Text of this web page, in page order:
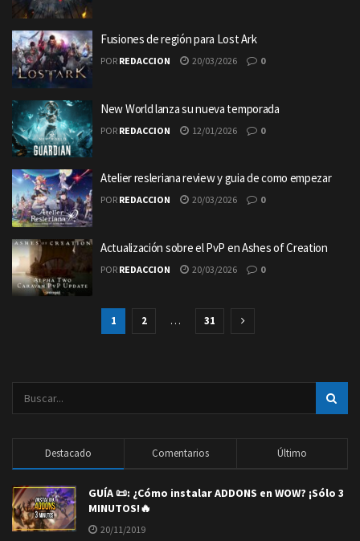
Fusiones de región para Lost Ark
POR REDACCION 20/03/2026 0
New World lanza su nueva temporada
POR REDACCION 12/01/2026 0
Atelier resleriana review y guia de como empezar
POR REDACCION 20/03/2026 0
Actualización sobre el PvP en Ashes of Creation
POR REDACCION 20/03/2026 0
1 2 … 31
Destacado Comentarios Último
GUÍA 📜: ¿Cómo instalar ADDONS en WOW? ¡Sólo 3
MINUTOS!🔥
20/11/2019